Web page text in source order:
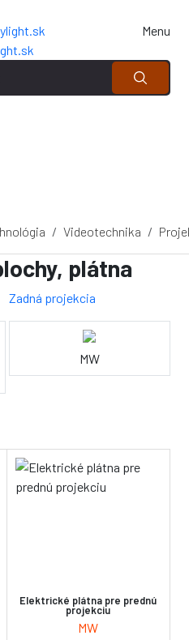
Menu
Videotechnika
plátna
Zadná projekcia
MW
Elektrické plátna pre prednú
projekciu
MW